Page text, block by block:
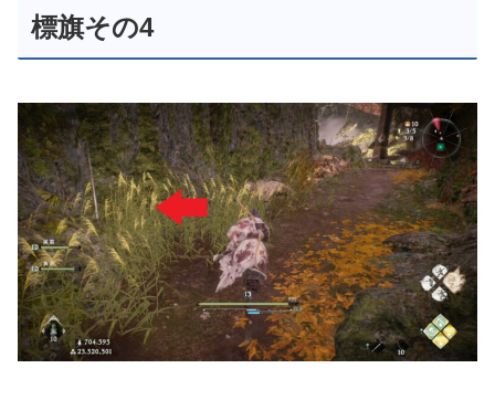
標旗その4